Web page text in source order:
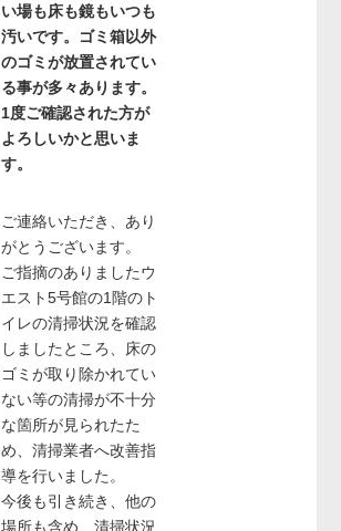
い場も床も鏡もいつも
汚いです。ゴミ箱以外
のゴミが放置されてい
る事が多々あります。
1度ご確認された方が
よろしいかと思いま
す。
ご連絡いただき、あり
がとうございます。
ご指摘のありましたウ
エスト5号館の1階のト
イレの清掃状況を確認
しましたところ、床の
ゴミが取り除かれてい
ない等の清掃が不十分
な箇所が見られたた
め、清掃業者へ改善指
導を行いました。
今後も引き続き、他の
場所も含め、清掃状況